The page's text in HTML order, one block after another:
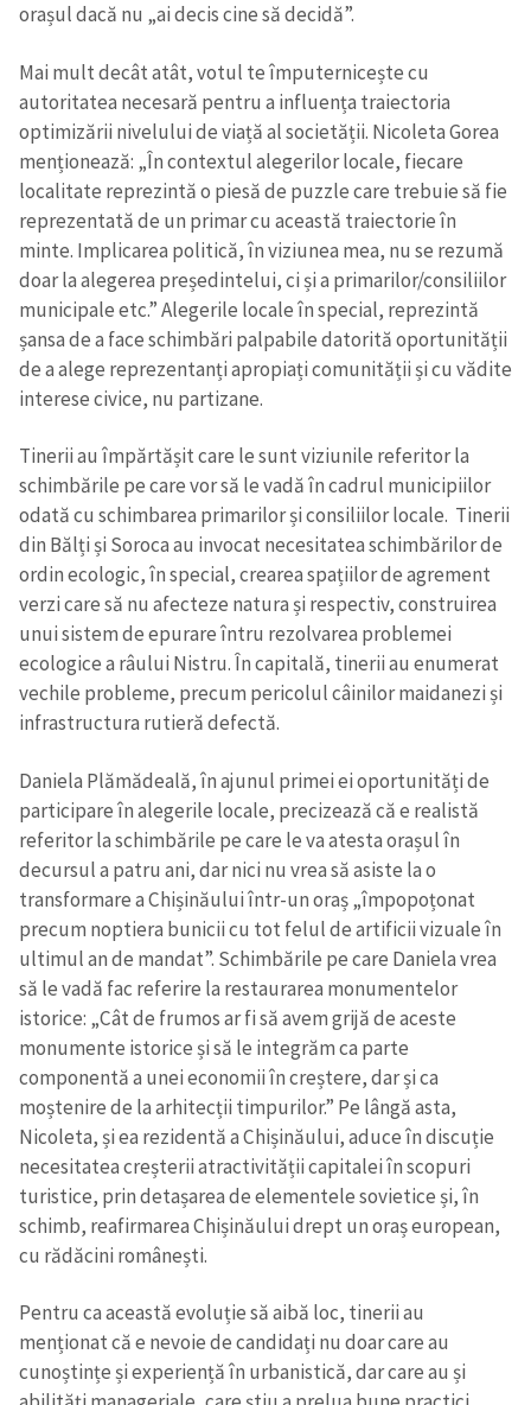
Trimite o informație
Despre ZdG
in English
на русском
orașul dacă nu „ai decis cine să decidă”.
Mai mult decât atât, votul te împuternicește cu
autoritatea necesară pentru a influența traiectoria
optimizării nivelului de viață al societății. Nicoleta Gorea
menționează: „În contextul alegerilor locale, fiecare
localitate reprezintă o piesă de puzzle care trebuie să fie
reprezentată de un primar cu această traiectorie în
minte. Implicarea politică, în viziunea mea, nu se rezumă
doar la alegerea președintelui, ci și a primarilor/consiliilor
municipale etc.” Alegerile locale în special, reprezintă
șansa de a face schimbări palpabile datorită oportunității
de a alege reprezentanți apropiați comunității și cu vădite
interese civice, nu partizane.
Tinerii au împărtășit care le sunt viziunile referitor la
schimbările pe care vor să le vadă în cadrul municipiilor
odată cu schimbarea primarilor și consiliilor locale. Tinerii
din Bălți și Soroca au invocat necesitatea schimbărilor de
ordin ecologic, în special, crearea spațiilor de agrement
verzi care să nu afecteze natura și respectiv, construirea
unui sistem de epurare întru rezolvarea problemei
ecologice a râului Nistru. În capitală, tinerii au enumerat
vechile probleme, precum pericolul câinilor maidanezi și
infrastructura rutieră defectă.
Daniela Plămădeală, în ajunul primei ei oportunități de
participare în alegerile locale, precizează că e realistă
referitor la schimbările pe care le va atesta orașul în
decursul a patru ani, dar nici nu vrea să asiste la o
transformare a Chișinăului într-un oraș „împopoțonat
precum noptiera bunicii cu tot felul de artificii vizuale în
ultimul an de mandat”. Schimbările pe care Daniela vrea
să le vadă fac referire la restaurarea monumentelor
istorice: „Cât de frumos ar fi să avem grijă de aceste
monumente istorice și să le integrăm ca parte
componentă a unei economii în creștere, dar și ca
moștenire de la arhitecții timpurilor.” Pe lângă asta,
Nicoleta, și ea rezidentă a Chișinăului, aduce în discuție
necesitatea creșterii atractivității capitalei în scopuri
turistice, prin detașarea de elementele sovietice și, în
schimb, reafirmarea Chișinăului drept un oraș european,
cu rădăcini românești.
Pentru ca această evoluție să aibă loc, tinerii au
menționat că e nevoie de candidați nu doar care au
cunoștințe și experiență în urbanistică, dar care au și